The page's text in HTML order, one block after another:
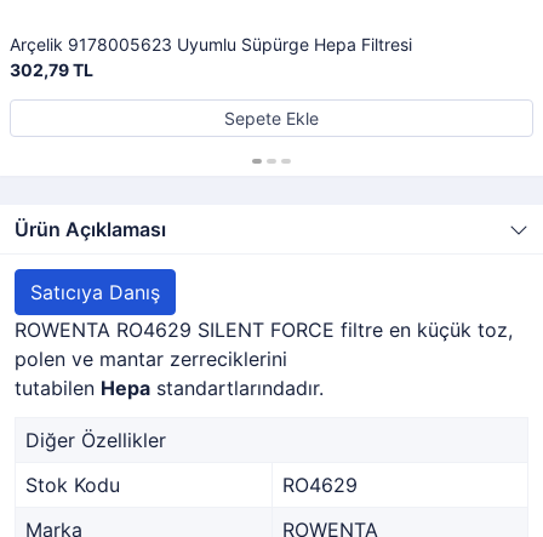
Arçelik 9178005623 Uyumlu Süpürge Hepa Filtresi
302,79 TL
Sepete Ekle
Ürün Açıklaması
Satıcıya Danış
ROWENTA RO4629 SILENT FORCE filtre en küçük toz,
polen ve mantar zerreciklerini
tutabilen Hepa standartlarındadır.
Diğer Özellikler
Stok Kodu
RO4629
Marka
ROWENTA